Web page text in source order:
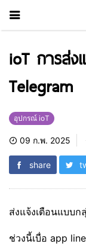
ioT การส่ง
Telegram
อุปกรณ์ ioT
09 ก.พ. 2025
share
ส่งแจ้งเตือนแบบ
ช่วงนี้เบื่อ app